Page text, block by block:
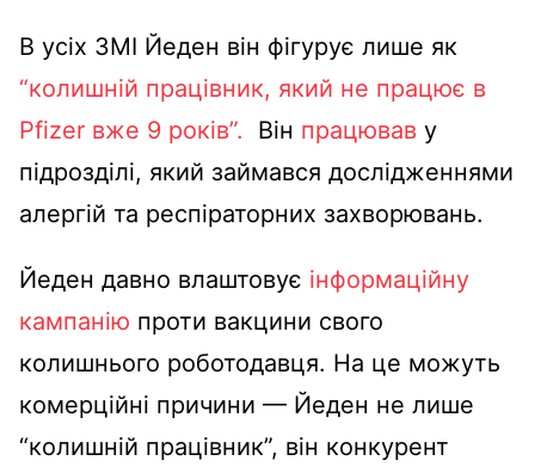
В усіх ЗМІ Йеден він фігурує лише як
“колишній працівник, який не працює в
Pfizer вже 9 років”. Він працював у
підрозділі, який займався дослідженнями
алергій та респіраторних захворювань.
Йеден давно влаштовує інформаційну
кампанію проти вакцини свого
колишнього роботодавця. На це можуть
комерційні причини — Йеден не лише
“колишній працівник”, він конкурент